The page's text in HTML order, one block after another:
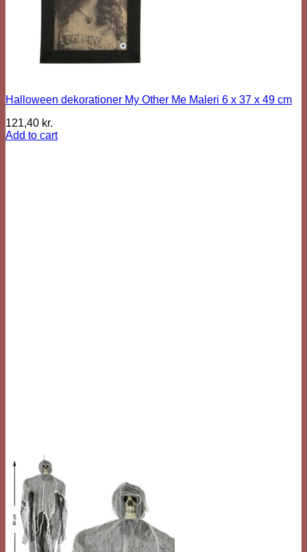
Halloween dekorationer My Other Me Maleri 6 x 37 x 49 cm
121,40 kr.
Add to cart